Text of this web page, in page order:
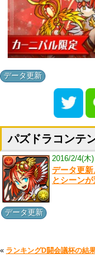
データ更新
パズドラコンテ
2016/2/4(木
データ更
とシーンが
データ更新
« ランキングD闘会議杯の結